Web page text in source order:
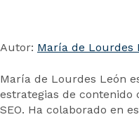
Autor: María de Lourdes
María de Lourdes León
estrategias de contenido
SEO. Ha colaborado en